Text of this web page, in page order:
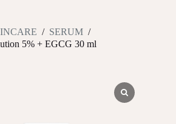
/ SERUM /
5% + EGCG 30 ml